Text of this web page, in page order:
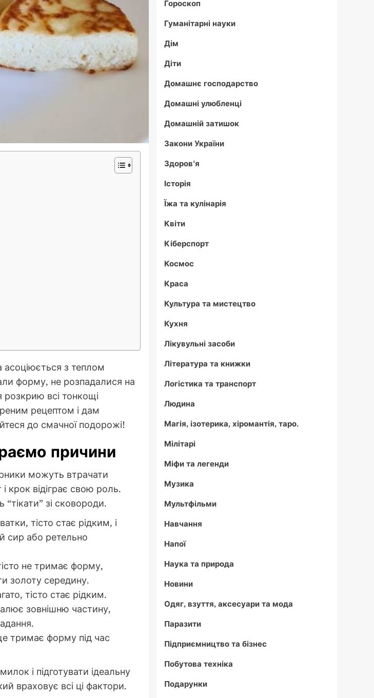
асоціюється з теплом
форму, не розпадалися на
розкрию всі тонкощі
рецептом і дам
до смачної подорожі!
причини
можуть втрачати
крок відіграє свою роль.
зі сковороди.
тісто стає рідким, і
сир або ретельно
не тримає форму,
золоту середину.
тісто стає рідким.
зовнішню частину,
тримає форму під час
і підготувати ідеальну
враховує всі ці фактори.
Гороскоп
Гуманітарні науки
Дім
Діти
Домашнє господарство
Домашні улюбленці
Домашній затишок
Закони України
Здоров'я
Історія
Їжа та кулінарія
Квіти
Кіберспорт
Космос
Краса
Культура та мистецтво
Кухня
Лікувульні засоби
Література та книжки
Логістика та транспорт
Людина
Магія, ізотерика, хіромантія, таро.
Мілітарі
Міфи та легенди
Музика
Мультфільми
Навчання
Напої
Наука та природа
Новини
Одяг, взуття, аксесуари та мода
Паразити
Підприємництво та бізнес
Побутова техніка
Подарунки